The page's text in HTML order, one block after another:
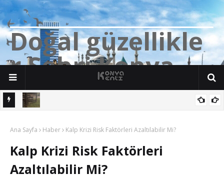
Doğalgüzellikle
rŞehriKonya
Ana Sayfa Haber Kalp Krizi Risk Faktörleri Azaltılabilir Mi?
Kalp Krizi Risk Faktörleri
Azaltılabilir Mi?